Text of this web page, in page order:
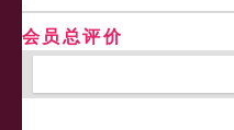
会员总评价